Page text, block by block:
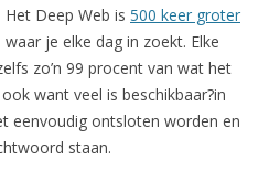
. Het Deep Web is 500 keer groter
je elke dag in zoekt. Elke
zo’n 99 procent van wat het
want veel is beschikbaar?in
eenvoudig ontsloten worden en
staan.